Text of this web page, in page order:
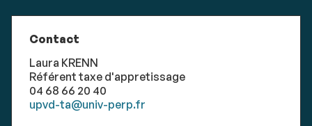
Contact
Laura KRENN
Référent taxe d'appretissage
04 68 66 20 40
upvd-ta@univ-perp.fr